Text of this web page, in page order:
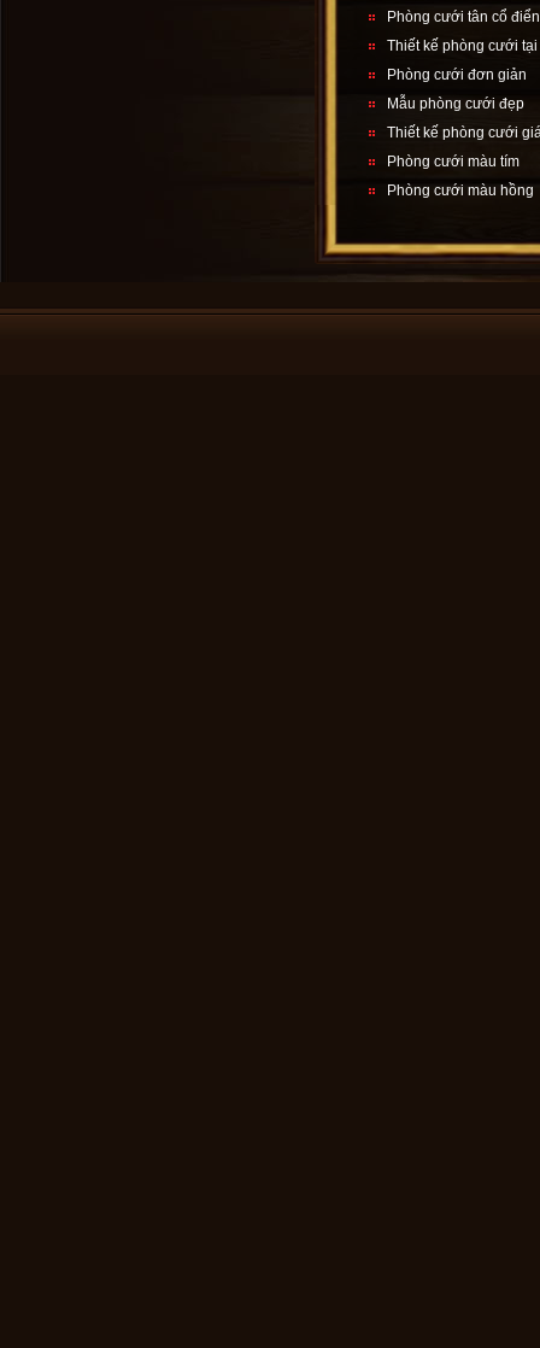
Phòng cưới tân cổ điển
Thiết kế phòng cưới
Phòng cưới đơn giản
Mẫu phòng cưới đẹp
Thiết kế phòng cưới
Phòng cưới màu tím
Phòng cưới màu hồng